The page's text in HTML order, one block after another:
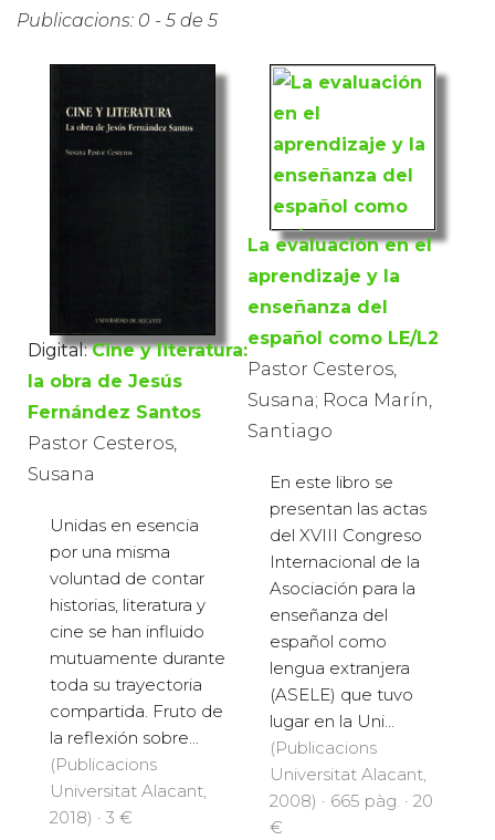
Publicacions: 0 - 5 de 5
Digital: Cine y literatura:
la obra de Jesús
Fernández Santos
Pastor Cesteros,
Susana
Unidas en esencia
por una misma
voluntad de contar
historias, literatura y
cine se han influido
mutuamente durante
toda su trayectoria
compartida. Fruto de
la reflexión sobre...
(Publicacions
Universitat Alacant,
2018) · 3 €
La evaluación en el
aprendizaje y la
enseñanza del
español como LE/L2
Pastor Cesteros,
Susana; Roca Marín,
Santiago
En este libro se
presentan las actas
del XVIII Congreso
Internacional de la
Asociación para la
enseñanza del
español como
lengua extranjera
(ASELE) que tuvo
lugar en la Uni...
(Publicacions
Universitat Alacant,
2008) · 665 pàg. · 20
€